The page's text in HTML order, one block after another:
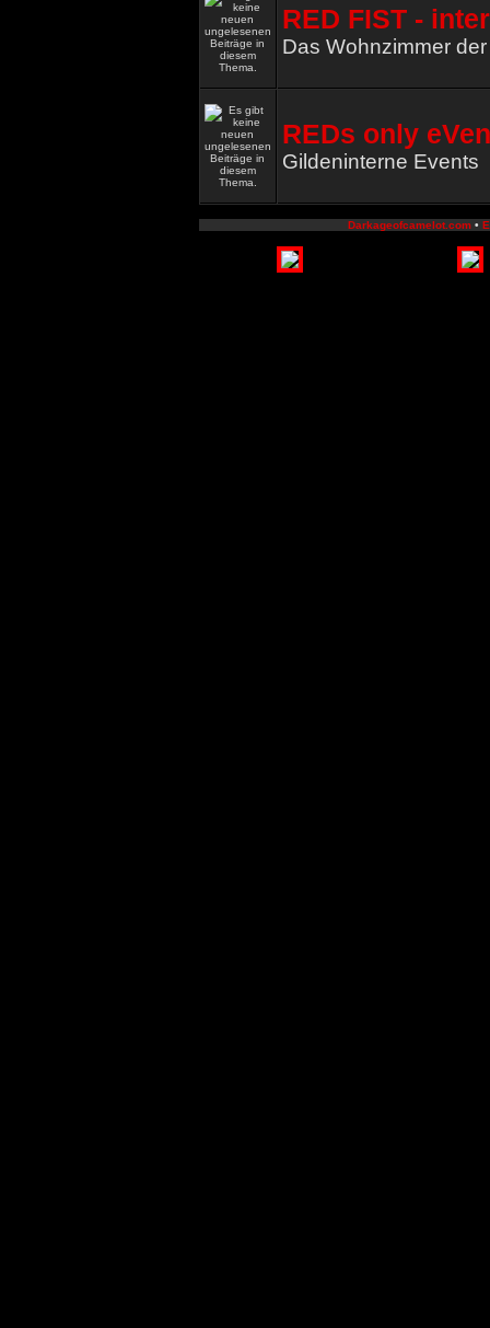
RED FIST -
Das Wohnzimmer
REDs only
Gildeninterne Events
Darkageofcamelot.com •